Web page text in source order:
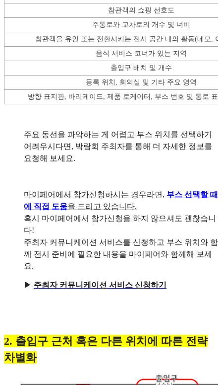
참관객의 쇼핑 선호도
주통로와 교차로의 개수 및 너비
참관객을 유인 또는 전환시키는 전시 공간 내의 활동(데모,
음식 서비스 코너가 있는 지역
출입구 배치 및 개수
등록 위치, 회의실 및 기타 주요 영역
방향 표지판, 바리케이드, 제품 로케이터, 부스 번호 및 통로 표
주요 동선을 파악하는 게 어렵고 부스 위치를 선택하기
어려우시다면, 박람회 주최자를 통해 더 자세한 정보를
요청해 보세요.
마이페어에서 참가신청하시는 경우라면, 부스 선택할 때
에 직접 도움을 드리고 있습니다.
혹시 마이페어에서 참가신청을 하지 않으셔도 괜찮습니
다!
주최자 커뮤니케이션 서비스를 신청하고 부스 위치와 함
께 전시 준비에 필요한 내용을 마이페어와 함께해 보세
요.
▶ 주최자 커뮤니케이션 서비스 신청하기
2. 출입구 근처 혹은 다른 위치에 따른 전략
차별화